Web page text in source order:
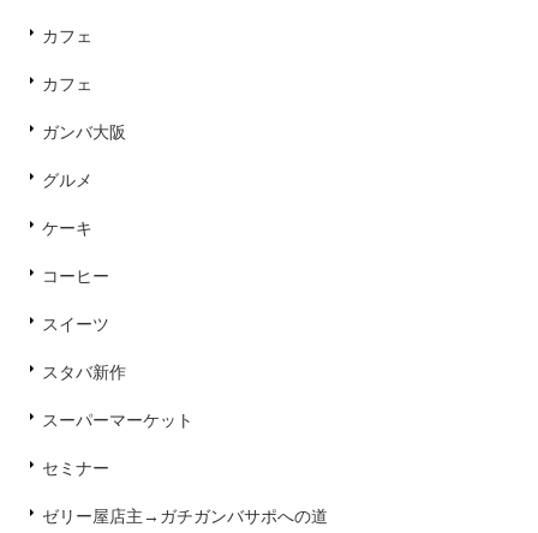
カフェ
カフェ
ガンバ大阪
グルメ
ケーキ
コーヒー
スイーツ
スタバ新作
スーパーマーケット
セミナー
ゼリー屋店主→ガチガンバサポへの道